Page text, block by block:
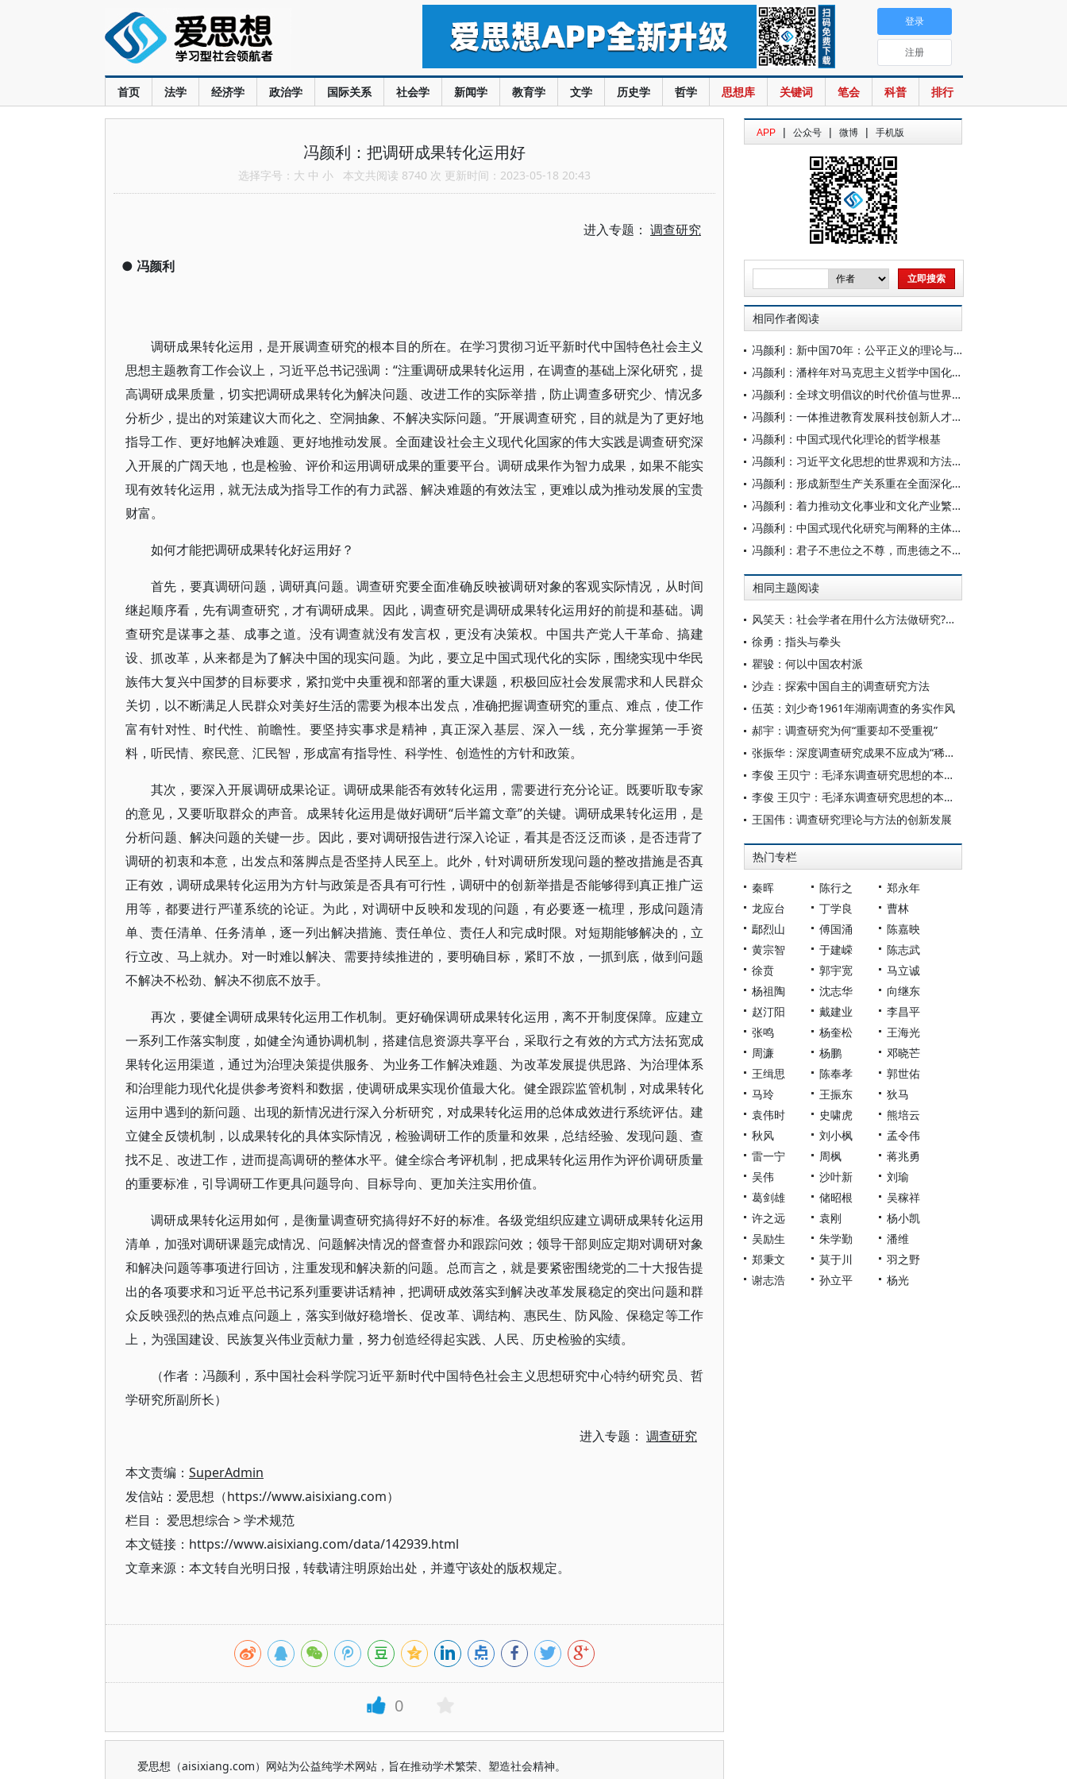
首页 法学 经济学 政治学 国际关系 社会学 新闻学 教育学 文学 历史学 哲学 思想库 关键词 笔会 科普 排行
登录
注册
冯颜利：把调研成果转化运用好
选择字号： 大 中 小 本文共阅读 8740 次 更新时间：2023-05-18 20:43
进入专题： 调查研究
● 冯颜利
调研成果转化运用，是开展调查研究的根本目的所在。在学习贯彻习近平新时代中国特色社会主义
思想主题教育工作会议上，习近平总书记强调：“注重调研成果转化运用，在调查的基础上深化研究，提
高调研成果质量，切实把调研成果转化为解决问题、改进工作的实际举措，防止调查多研究少、情况多
分析少，提出的对策建议大而化之、空洞抽象、不解决实际问题。”开展调查研究，目的就是为了更好地
指导工作、更好地解决难题、更好地推动发展。全面建设社会主义现代化国家的伟大实践是调查研究深
入开展的广阔天地，也是检验、评价和运用调研成果的重要平台。调研成果作为智力成果，如果不能实
现有效转化运用，就无法成为指导工作的有力武器、解决难题的有效法宝，更难以成为推动发展的宝贵
财富。
如何才能把调研成果转化好运用好？
首先，要真调研问题，调研真问题。调查研究要全面准确反映被调研对象的客观实际情况，从时间
继起顺序看，先有调查研究，才有调研成果。因此，调查研究是调研成果转化运用好的前提和基础。调
查研究是谋事之基、成事之道。没有调查就没有发言权，更没有决策权。中国共产党人干革命、搞建
设、抓改革，从来都是为了解决中国的现实问题。为此，要立足中国式现代化的实际，围绕实现中华民
族伟大复兴中国梦的目标要求，紧扣党中央重视和部署的重大课题，积极回应社会发展需求和人民群众
关切，以不断满足人民群众对美好生活的需要为根本出发点，准确把握调查研究的重点、难点，使工作
富有针对性、时代性、前瞻性。要坚持实事求是精神，真正深入基层、深入一线，充分掌握第一手资
料，听民情、察民意、汇民智，形成富有指导性、科学性、创造性的方针和政策。
其次，要深入开展调研成果论证。调研成果能否有效转化运用，需要进行充分论证。既要听取专家
的意见，又要听取群众的声音。成果转化运用是做好调研“后半篇文章”的关键。调研成果转化运用，是
分析问题、解决问题的关键一步。因此，要对调研报告进行深入论证，看其是否泛泛而谈，是否违背了
调研的初衷和本意，出发点和落脚点是否坚持人民至上。此外，针对调研所发现问题的整改措施是否真
正有效，调研成果转化运用为方针与政策是否具有可行性，调研中的创新举措是否能够得到真正推广运
用等，都要进行严谨系统的论证。为此，对调研中反映和发现的问题，有必要逐一梳理，形成问题清
单、责任清单、任务清单，逐一列出解决措施、责任单位、责任人和完成时限。对短期能够解决的，立
行立改、马上就办。对一时难以解决、需要持续推进的，要明确目标，紧盯不放，一抓到底，做到问题
不解决不松劲、解决不彻底不放手。
再次，要健全调研成果转化运用工作机制。更好确保调研成果转化运用，离不开制度保障。应建立
一系列工作落实制度，如健全沟通协调机制，搭建信息资源共享平台，采取行之有效的方式方法拓宽成
果转化运用渠道，通过为治理决策提供服务、为业务工作解决难题、为改革发展提供思路、为治理体系
和治理能力现代化提供参考资料和数据，使调研成果实现价值最大化。健全跟踪监管机制，对成果转化
运用中遇到的新问题、出现的新情况进行深入分析研究，对成果转化运用的总体成效进行系统评估。建
立健全反馈机制，以成果转化的具体实际情况，检验调研工作的质量和效果，总结经验、发现问题、查
找不足、改进工作，进而提高调研的整体水平。健全综合考评机制，把成果转化运用作为评价调研质量
的重要标准，引导调研工作更具问题导向、目标导向、更加关注实用价值。
调研成果转化运用如何，是衡量调查研究搞得好不好的标准。各级党组织应建立调研成果转化运用
清单，加强对调研课题完成情况、问题解决情况的督查督办和跟踪问效；领导干部则应定期对调研对象
和解决问题等事项进行回访，注重发现和解决新的问题。总而言之，就是要紧密围绕党的二十大报告提
出的各项要求和习近平总书记系列重要讲话精神，把调研成效落实到解决改革发展稳定的突出问题和群
众反映强烈的热点难点问题上，落实到做好稳增长、促改革、调结构、惠民生、防风险、保稳定等工作
上，为强国建设、民族复兴伟业贡献力量，努力创造经得起实践、人民、历史检验的实绩。
（作者：冯颜利，系中国社会科学院习近平新时代中国特色社会主义思想研究中心特约研究员、哲
学研究所副所长）
进入专题： 调查研究
本文责编： SuperAdmin
发信站：爱思想（https://www.aisixiang.com）
栏目： 爱思想综合 >学术规范
本文链接：https://www.aisixiang.com/data/142939.html
文章来源：本文转自光明日报，转载请注明原始出处，并遵守该处的版权规定。
0
爱思想（aisixiang.com）网站为公益纯学术网站，旨在推动学术繁荣、塑造社会精神。
APP | 公众号 | 微博 | 手机版
相同作者阅读
冯颜利：新中国70年：公平正义的理论与实践
冯颜利：潘梓年对马克思主义哲学中国化时代化的重要贡献
冯颜利：全球文明倡议的时代价值与世界意义
冯颜利：一体推进教育发展科技创新人才培养
冯颜利：中国式现代化理论的哲学根基
冯颜利：习近平文化思想的世界观和方法论意蕴
冯颜利：形成新型生产关系重在全面深化改革
冯颜利：着力推动文化事业和文化产业繁荣发展
冯颜利：中国式现代化研究与阐释的主体性与原创性
冯颜利：君子不患位之不尊，而患德之不崇
相同主题阅读
风笑天：社会学者在用什么方法做研究?——四十年的发展趋势及其学科内涵
徐勇：指头与拳头
瞿骏：何以中国农村派
沙垚：探索中国自主的调查研究方法
伍英：刘少奇1961年湖南调查的务实作风
郝宇：调查研究为何“重要却不受重视”
张振华：深度调查研究成果不应成为“稀缺品”
李俊 王贝宁：毛泽东调查研究思想的本体论、认识论和方法论解析
李俊 王贝宁：毛泽东调查研究思想的本体论、认识论和方法论解析
王国伟：调查研究理论与方法的创新发展
热门专栏
秦晖 陈行之
郑永年
龙应台
丁学良
曹林
鄢烈山
傅国涌
陈嘉映
黄宗智
于建嵘
陈志武
徐贲
郭宇宽
马立诚
杨祖陶
沈志华
向继东
赵汀阳
戴建业
李昌平
张鸣
杨奎松
王海光
周濂
杨鹏
邓晓芒
王缉思
陈奉孝
郭世佑
马玲
王振东
狄马
袁伟时
史啸虎
熊培云
秋风
刘小枫
孟令伟
雷一宁
周枫
蒋兆勇
吴伟
沙叶新
刘瑜
葛剑雄
储昭根
吴稼祥
许之远
袁刚
杨小凯
吴励生
朱学勤
潘维
郑秉文
莫于川
羽之野
谢志浩
孙立平 杨光